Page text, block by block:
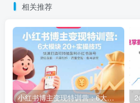
相关推荐
小红书博主变现特训营：6大模块20+实操技巧 快速打造可持续盈利小红书账号